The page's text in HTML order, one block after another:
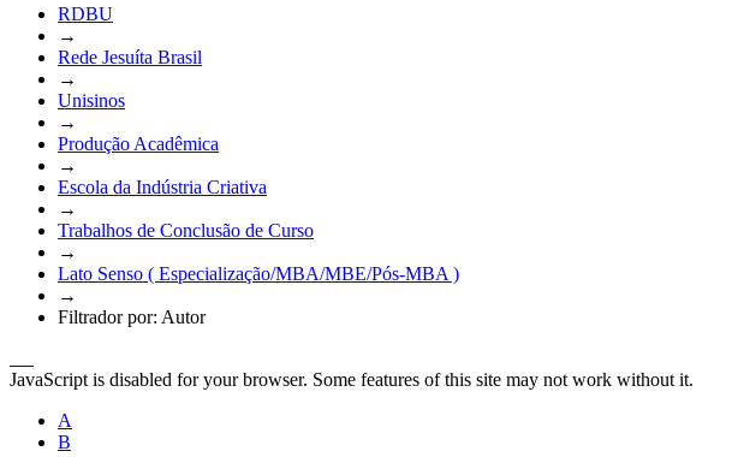
RDBU
→
Rede Jesuíta Brasil
→
Unisinos
→
Produção Acadêmica
→
Escola da Indústria Criativa
→
Trabalhos de Conclusão de Curso
→
Lato Senso ( Especialização/MBA/MBE/Pós-MBA )
→
Filtrador por: Autor
JavaScript is disabled for your browser. Some features of this site may not work without it.
A
B